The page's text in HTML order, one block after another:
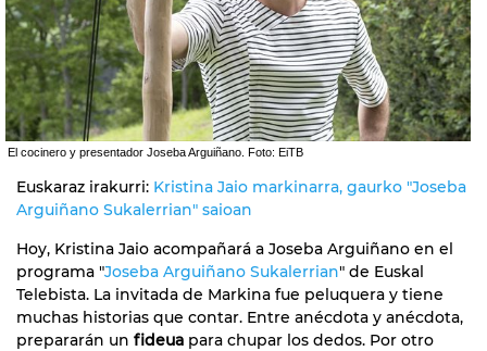
El cocinero y presentador Joseba Arguiñano. Foto: EiTB
Euskaraz irakurri: Kristina Jaio markinarra, gaurko "Joseba
Arguiñano Sukalerrian" saioan
Hoy, Kristina Jaio acompañará a Joseba Arguiñano en el
programa "Joseba Arguiñano Sukalerrian" de Euskal
Telebista. La invitada de Markina fue peluquera y tiene
muchas historias que contar. Entre anécdota y anécdota,
prepararán un fideua para chupar los dedos. Por otro